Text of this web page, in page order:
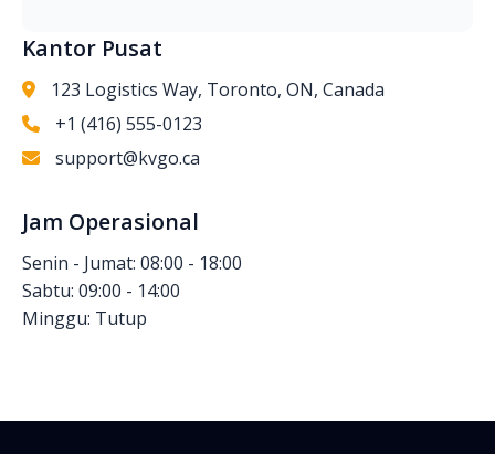
Kantor Pusat
123 Logistics Way, Toronto, ON, Canada
+1 (416) 555-0123
support@kvgo.ca
Jam Operasional
Senin - Jumat: 08:00 - 18:00
Sabtu: 09:00 - 14:00
Minggu: Tutup